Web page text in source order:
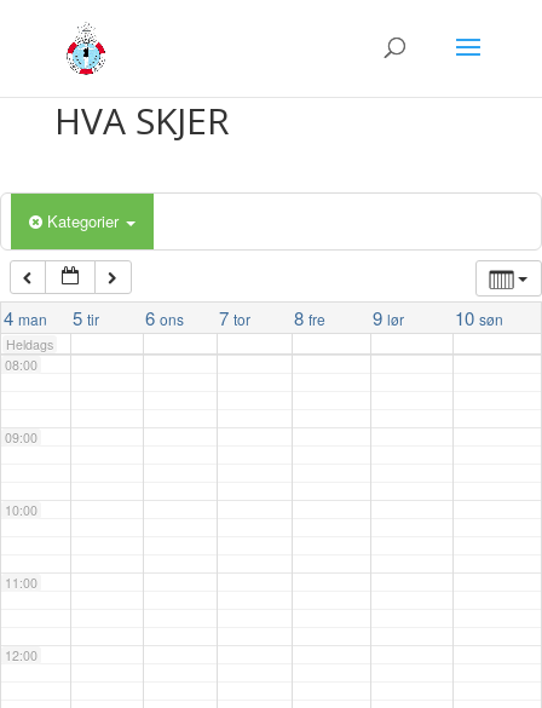
HVA SKJER
Kategorier
4 man 5 tir 6 ons 7 tor 8 fre 9 lør 10 søn
Heldags
06:00
07:00
08:00
09:00
10:00
11:00
12:00